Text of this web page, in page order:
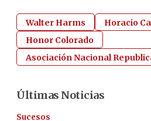
Walter Harms
Horacio
Honor Colorado
Asociación Nacional
Últimas Noticias
Sucesos